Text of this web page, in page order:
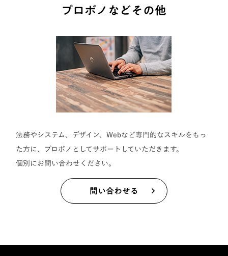
プロボノなどその他
法務やシステム、デザイン、Webなど専門的なスキルをもっ
た方に、プロボノとしてサポートしていただきます。
個別にお問い合わせください。
問い合わせる